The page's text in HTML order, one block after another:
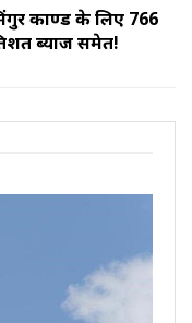
काण्ड के लिए 766
ब्याज समेत!